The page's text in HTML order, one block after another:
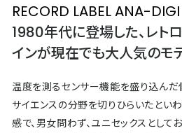
RECORD LABEL ANA-
1980年代に登場した、レト
インが現在でも大人気のモ
温度を測るセンサー機能を盛り込んだ
サイエンスの分野を切りひらいたとい
感で、男女問わず、ユニセックスとし